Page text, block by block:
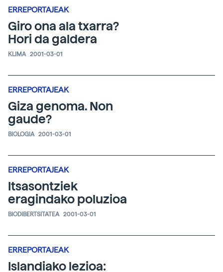
ERREPORTAJEAK
Giro ona ala txarra?
Hori da galdera
KLIMA 2001-03-01
ERREPORTAJEAK
Giza genoma. Non
gaude?
BIOLOGIA 2001-03-01
ERREPORTAJEAK
Itsasontziek
eragindako poluzioa
BIODIBERTSITATEA 2001-03-01
ERREPORTAJEAK
Islandiako lezioa: